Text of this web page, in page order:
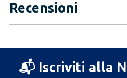
Recensioni
📬 Iscriviti alla